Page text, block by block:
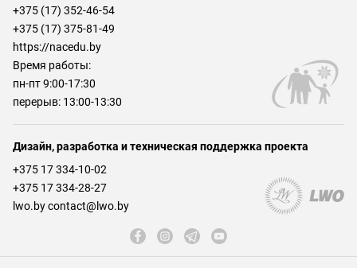
+375 (17) 352-46-54
+375 (17) 375-81-49
https://nacedu.by
Время работы:
пн-пт 9:00-17:30
перерыв: 13:00-13:30
Дизайн, разработка и техническая поддержка проекта
+375 17 334-10-02
+375 17 334-28-27
lwo.by contact@lwo.by